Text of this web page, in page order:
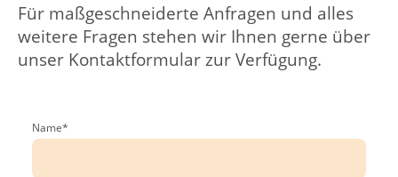
Für maßgeschneiderte Anfragen und alles
weitere Fragen stehen wir Ihnen gerne über
unser Kontaktformular zur Verfügung.
Name*